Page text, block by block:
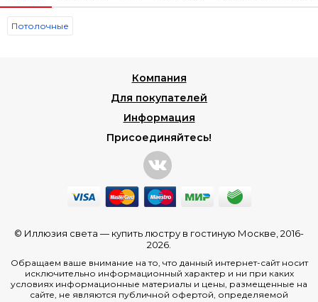
Потолочные
Компания
Для покупателей
Информация
Присоединяйтесь!
© Иллюзия света — купить люстру в гостиную Москве , 2016-
2026.
Обращаем ваше внимание на то, что данный интернет-сайт носит
исключительно информационный характер и ни при каких
условиях информационные материалы и цены, размещенные на
сайте, не являются публичной офертой, определяемой